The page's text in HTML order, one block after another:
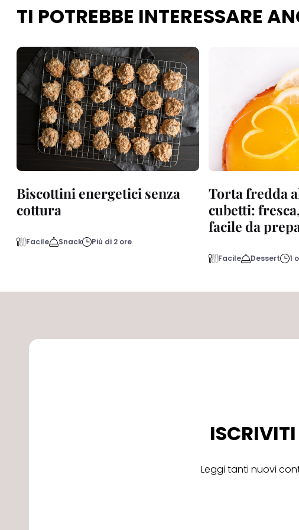
TI POTREBBE INTERESSARE
Biscottini energetici senza
cottura
Facile Snack Più di 2 ore
Torta fredda
cubetti:
facile da
Facile Dessert 1
Leggi tanti nuovi